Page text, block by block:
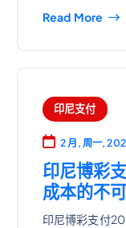
Read More
印尼支付
2 月, 周一,
印尼博彩
成本的不
印尼博彩支付